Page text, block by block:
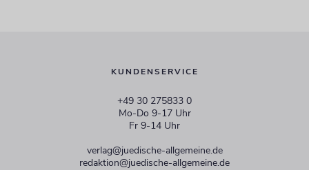
KUNDENSERVICE
+49 30 275833 0
Mo-Do 9-17 Uhr
Fr 9-14 Uhr
verlag@juedische-allgemeine.de
redaktion@juedische-allgemeine.de